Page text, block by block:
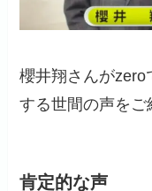
櫻井翔さんがzero
する世間の声をご
肯定的な声